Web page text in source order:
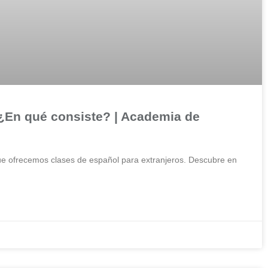
qué consiste? | Academia de
ofrecemos clases de español para extranjeros. Descubre en